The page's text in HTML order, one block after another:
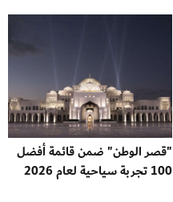
"قصر الوطن" ضمن قائمة أفضل
100 تجربة سياحية لعام 2026